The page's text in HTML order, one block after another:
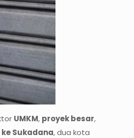
UMKM, proyek besar,
Sukadana, dua kota